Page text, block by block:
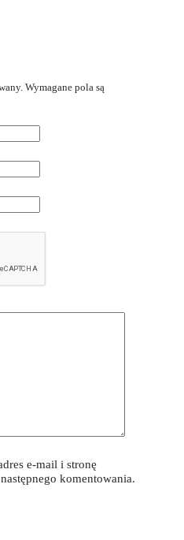
Wymagane pola są
e-mail i stronę
komentowania.